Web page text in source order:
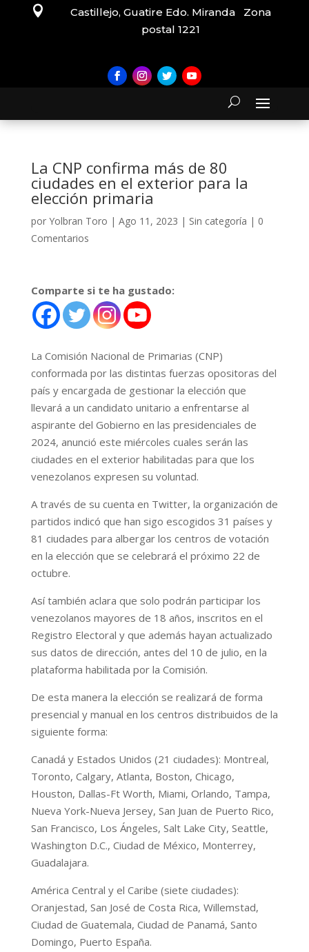

Castillejo, Guatire Edo. Miranda Zona
postal 1221
La CNP confirma más de 80
ciudades en el exterior para la
elección primaria
por Yolbran Toro | Ago 11, 2023 | Sin categoría | 0
Comentarios
Comparte si te ha gustado:
La Comisión Nacional de Primarias (CNP)
conformada por las distintas fuerzas opositoras del
país y encargada de gestionar la elección que
llevará a un candidato unitario a enfrentarse al
aspirante del Gobierno en las presidenciales de
2024, anunció este miércoles cuales serán las
ciudades en el exterior habilitadas para que los
venezolanos expresen su voluntad.
A través de su cuenta en Twitter, la organización de
partidos indicó que han sigo escogidos 31 países y
81 ciudades para albergar los centros de votación
en la elección que se celebrará el próximo 22 de
octubre.
Así también aclara que solo podrán participar los
venezolanos mayores de 18 años, inscritos en el
Registro Electoral y que además hayan actualizado
sus datos de dirección, antes del 10 de julio, en la
plataforma habilitada por la Comisión.
De esta manera la elección se realizará de forma
presencial y manual en los centros distribuidos de la
siguiente forma:
Canadá y Estados Unidos (21 ciudades): Montreal,
Toronto, Calgary, Atlanta, Boston, Chicago,
Houston, Dallas-Ft Worth, Miami, Orlando, Tampa,
Nueva York-Nueva Jersey, San Juan de Puerto Rico,
San Francisco, Los Ángeles, Salt Lake City, Seattle,
Washington D.C., Ciudad de México, Monterrey,
Guadalajara.
América Central y el Caribe (siete ciudades):
Oranjestad, San José de Costa Rica, Willemstad,
Ciudad de Guatemala, Ciudad de Panamá, Santo
Domingo, Puerto España.